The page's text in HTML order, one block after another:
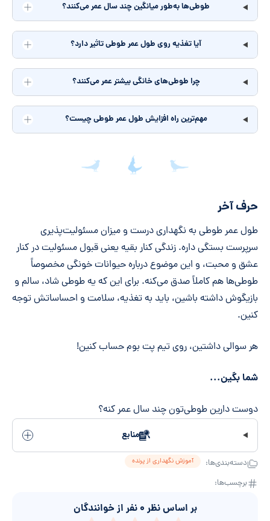
طوطی‌ها به‌طور میانگین چند سال عمر می‌کنند؟
آیا تغذیه روی طول عمر طوطی تاثیر دارد؟
چرا طوطی‌های خانگی بیشتر عمر می‌کنند؟
مهم‌ترین راه افزایش طول عمر طوطی چیست؟
حرف آخر
طول عمر طوطی به نگهداری درست و میزان مسئولیت‌پذیری
سرپرست بستگی داره. زندگی کنار بقیه یعنی قبول مسئولیت در کنار
عشق و محبت، و این موضوع درباره حیوانات خونگی مخصوصاً
طوطی‌ها هم کاملاً صدق می‌کنه. برای این که یه طوطی شاد، سالم و
بازیگوش داشته باشین، باید به تغذیه، سلامت و احساساتش توجه
کنین.
هر سوالی داشتین، روی تیم پت بوم حساب کنین!
شما بگین...
دوست دارین طوطی‌تون چند سال عمر کنه؟
منابع
دسته‌بندی‌ها: آموزش نگهداری از پرنده
برچسب‌ها:
بر اساس نظر ۰ نفر از خوانندگان